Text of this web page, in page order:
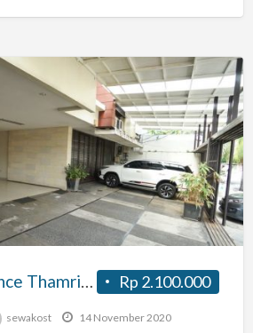
Rp 2.100.000
Avalon Residence Thamrin29
sewakost 14 November 2020